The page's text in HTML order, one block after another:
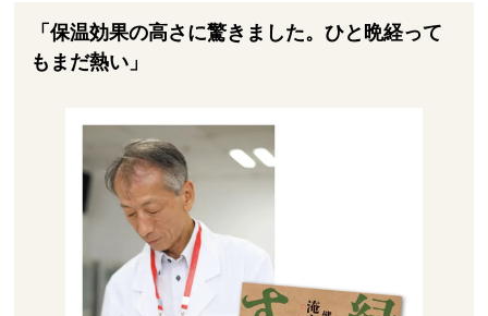
「保温効果の高さに驚きました。ひと晩経って
もまだ熱い」